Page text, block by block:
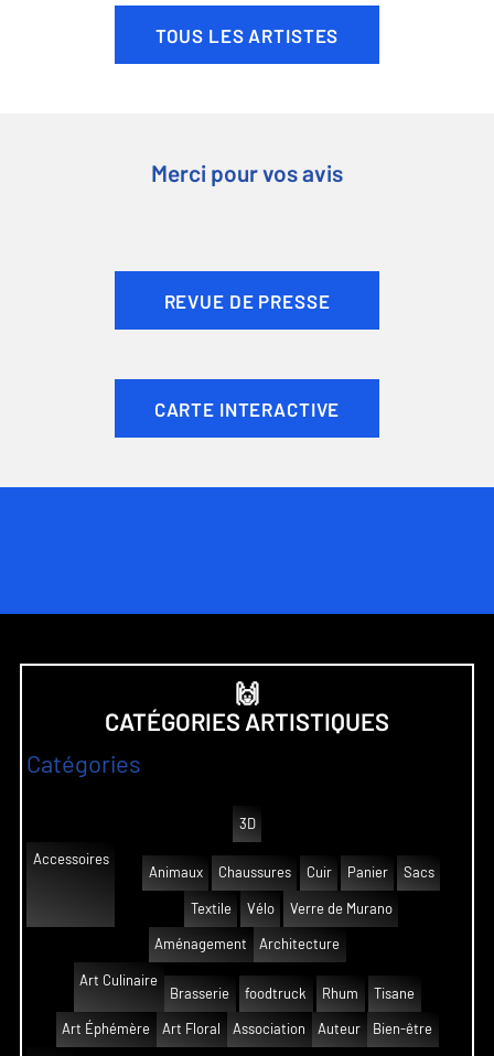
TOUS LES ARTISTES
Merci pour vos avis
REVUE DE PRESSE
CARTE INTERACTIVE
🙌
CATÉGORIES ARTISTIQUES
Catégories
3D
Accessoires
Animaux
Chaussures Cuir Panier Sacs
Textile Vélo Verre de Murano
Aménagement Architecture
Art Culinaire
Brasserie
foodtruck Rhum Tisane
Art Éphémère Art Floral Association Auteur Bien-être